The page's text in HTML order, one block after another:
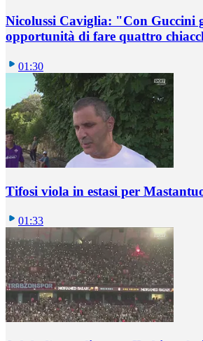
Nicolussi Caviglia: "Con Guccini
opportunità di fare quattro
01:30
Tifosi viola in estasi per
01:33